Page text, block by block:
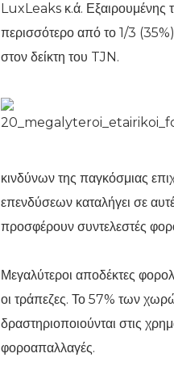
LuxLeaks κ.ά. Εξαιρουμένης
περισσότερο από το 1/3
στον δείκτη του TJN.
κινδύνων της παγκόσμιας
επενδύσεων καταλήγει σε
προσφέρουν συντελεστές
Μεγαλύτεροι αποδέκτες
οι τράπεζες. Το 57% των
δραστηριοποιούνται στις
φοροαπαλλαγές.